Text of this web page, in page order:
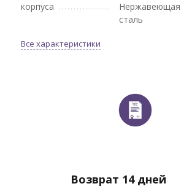
корпуса
Нержавеющая
сталь
Все характеристики
Возврат 14 дней